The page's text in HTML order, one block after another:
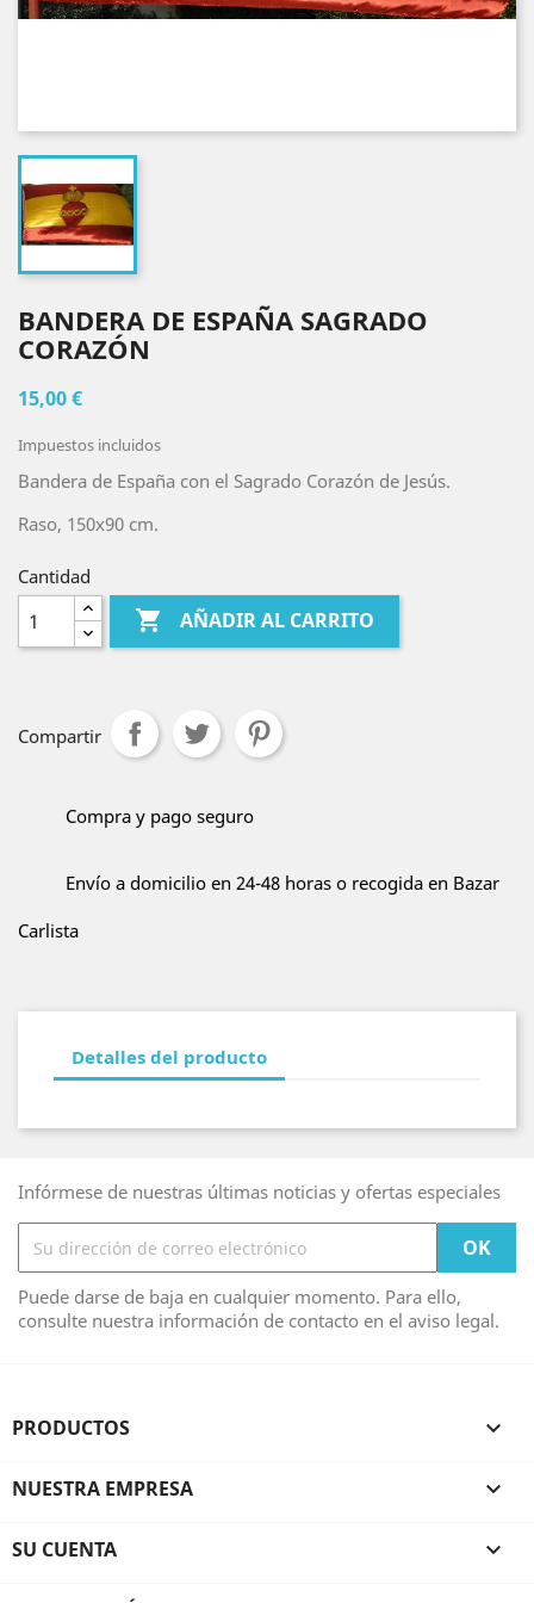
BANDERA DE ESPAÑA SAGRADO
CORAZÓN
15,00 €
Impuestos incluidos
Bandera de España con el Sagrado Corazón de Jesús.
Raso, 150x90 cm.
Cantidad
 AÑADIR AL CARRITO
Compartir
Compra y pago seguro
Envío a domicilio en 24-48 horas o recogida en Bazar
Carlista
Detalles del producto
Infórmese de nuestras últimas noticias y ofertas especiales
Puede darse de baja en cualquier momento. Para ello,
consulte nuestra información de contacto en el aviso legal.
PRODUCTOS 
NUESTRA EMPRESA 
SU CUENTA 